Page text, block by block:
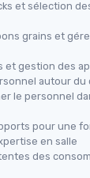
et sélection
grains et
et gestion des
autour du
le personnel
pour une
en salle
des